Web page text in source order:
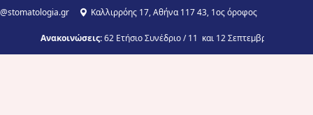
Καλλιρρόης 17, Αθήνα 117 43, 1ος όροφος
Ανακοινώσεις:62 Ετήσιο Συνέδριο / 11 και 12 Σεπτεμβρίου 2026/